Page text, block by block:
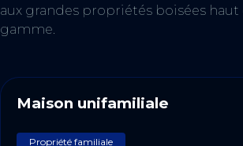
aux grandes propriétés boisées haut
gamme.
Maison unifamiliale
Propriété familiale